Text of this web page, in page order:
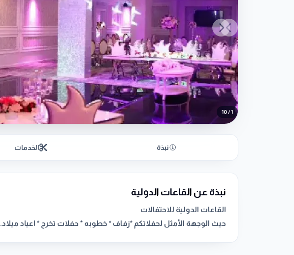
Previous slide
Next slide
1
/
10
نبذة الخدمات
نبذة عن القاعات الدولية
حيث الوجهة الأمثل لحفلاتكم *زفاف * خطوبه * حفلات تخرج * اعياد ميلاد.